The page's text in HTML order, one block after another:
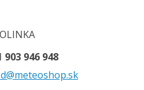
903 946 948